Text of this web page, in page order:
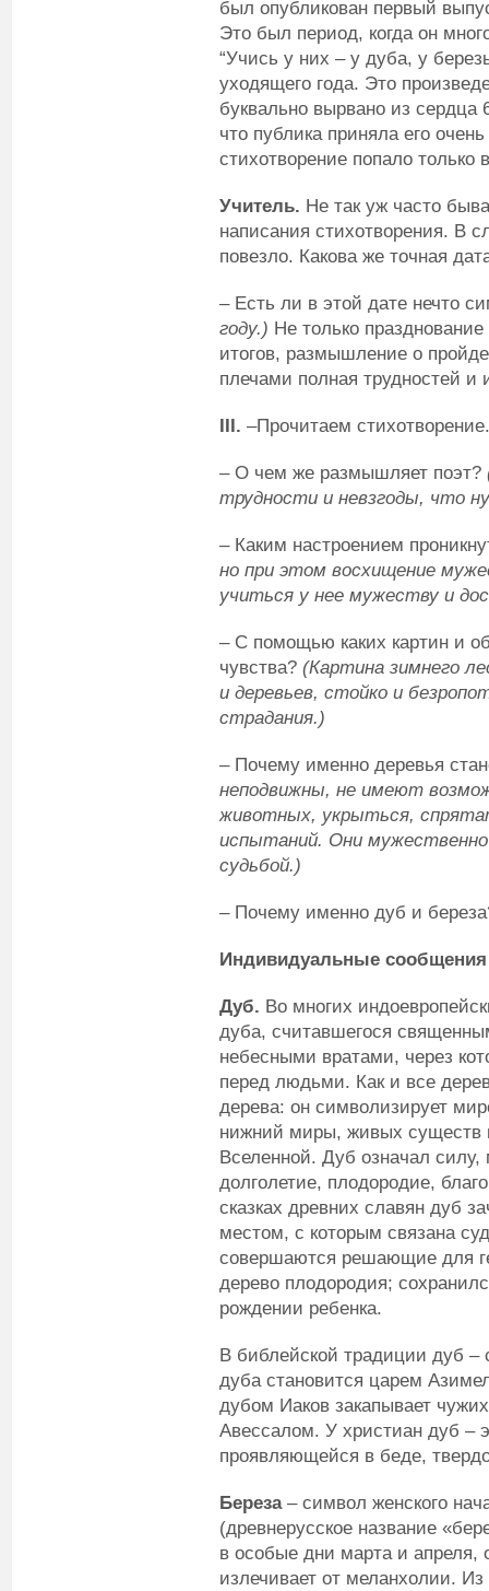
был опубликован первый
Это был период, когда он
“Учись у них – у дуба, у
уходящего года. Это
буквально вырвано из сердца
что публика приняла его
стихотворение попало только
Учитель. Не так уж часто
написания стихотворения. В
повезло. Какова же точная
– Есть ли в этой дате нечто
году.) Не только
итогов, размышление о
плечами полная трудностей и
III. –Прочитаем
– О чем же размышляет поэт?
трудности и невзгоды, что
– Каким настроением
но при этом восхищение
учиться у нее мужеству и
– С помощью каких картин и
чувства? (Картина зимнего
и деревьев, стойко и
страдания.)
– Почему именно деревья
неподвижны, не имеют
животных, укрыться,
испытаний. Они
судьбой.)
– Почему именно дуб и
Индивидуальные сообщения
Дуб. Во многих
дуба, считавшегося
небесными вратами, через
перед людьми. Как и все
дерева: он символизирует
нижний миры, живых существ
Вселенной. Дуб означал
долголетие, плодородие,
сказках древних славян дуб
местом, с которым связана
совершаются решающие для
дерево плодородия;
рождении ребенка.
В библейской традиции дуб –
дуба становится царем
дубом Иаков закапывает
Авессалом. У христиан дуб –
проявляющейся в беде,
Береза– символ женского
(древнерусское название
в особые дни марта и апреля,
излечивает от меланхолии.